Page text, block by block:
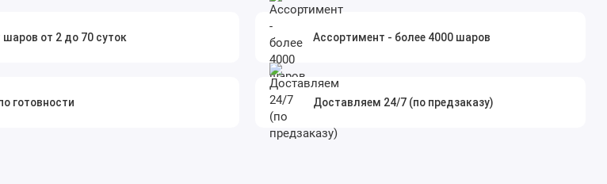
шаров от 2 до 70 суток Ассортимент - более 4000 шаров
готовности Доставляем 24/7 (по предзаказу)